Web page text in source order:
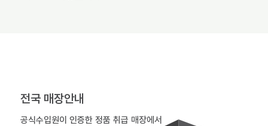
전국 매장안내
공식수입원이 인증한 정품 취급 매장에서